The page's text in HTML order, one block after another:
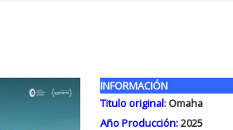
INFORMACIÓN
Titulo original:Omaha
Año Producción:2025